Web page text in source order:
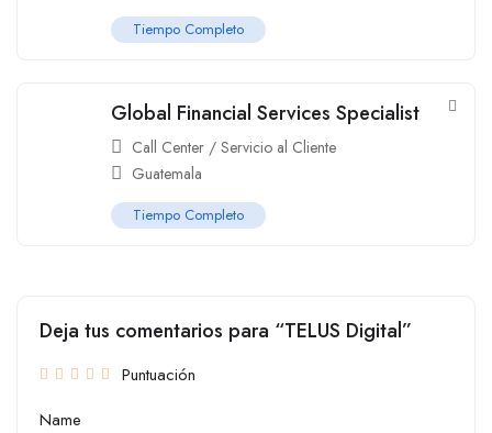
Tiempo Completo
Global Financial Services Specialist
Call Center / Servicio al Cliente
Guatemala
Tiempo Completo
Deja tus comentarios para “TELUS Digital”
Puntuación
Name